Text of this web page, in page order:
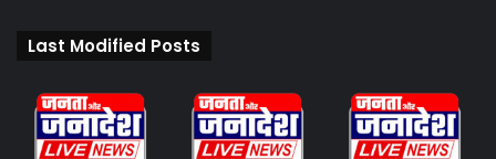
Last Modified Posts